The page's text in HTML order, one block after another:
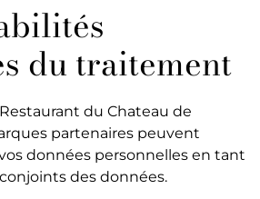
du traitement
du Chateau de
partenaires peuvent
données personnelles en tant
des données.